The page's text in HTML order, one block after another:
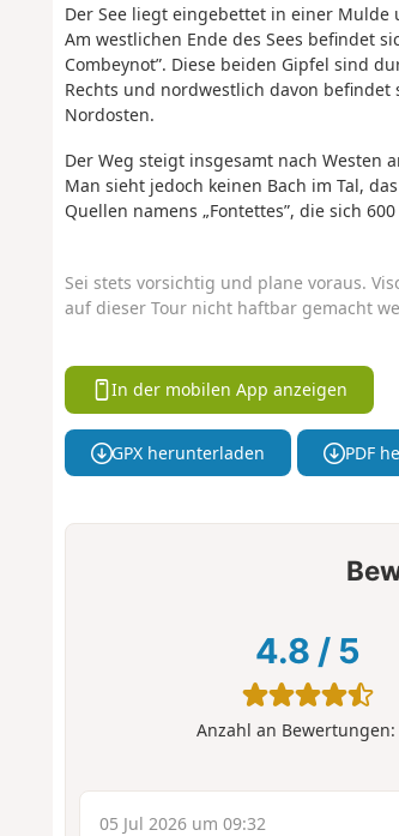
Der See liegt eingebettet in einer
Am westlichen Ende des Sees befindet
Combeynot”. Diese beiden Gipfel sind
Rechts und nordwestlich davon befindet
Nordosten.
Der Weg steigt insgesamt nach Westen
Man sieht jedoch keinen Bach im Tal,
Quellen namens „Fontettes”, die sich
Sei stets vorsichtig und plane voraus.
auf dieser Tour nicht haftbar gemacht
In der mobilen App anzeigen
GPX herunterladen PDF
4.8 / 5
Anzahl an Bewertungen:
05 Jul 2026 um 09:32